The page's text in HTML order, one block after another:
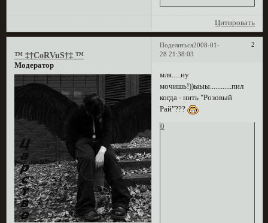
Цитировать
Поделиться 2
2008-01-
28 21:38:03
™ ‡†CoRVuS†‡ ™
Модератор
мля.....ну
мочишь!))ыыы............пил
когда - нить "Розовый
Рай"???
0